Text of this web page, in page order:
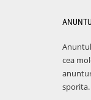
cea
sporita.